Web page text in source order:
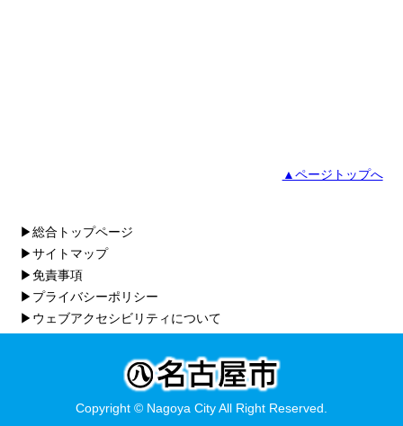
▲ページトップへ
▶総合トップページ
▶サイトマップ
▶免責事項
▶プライバシーポリシー
▶ウェブアクセシビリティについて
Copyright © Nagoya City All Right Reserved.